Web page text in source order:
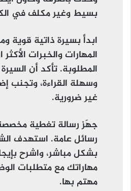
بسيط وغير مكلف في
ابدأ بسيرة ذاتية قوية
المهارات والخبرات الأكثر
المطلوبة. تأكد أن السيرة
وسهلة القراءة، وتجنب
غير ضرورية.
جهّز رسالة تغطية
رسائل عامة. استهدف
بشكل مباشر، واشرح
مهاراتك مع متطلبات
مهتم بها.